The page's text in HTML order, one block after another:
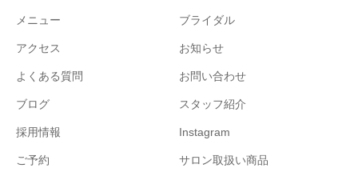
メニュー ブライダル
アクセス お知らせ
よくある質問 お問い合わせ
ブログ スタッフ紹介
採用情報 Instagram
ご予約 サロン取扱い商品